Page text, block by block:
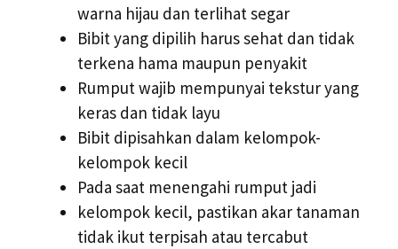
warna hijau dan terlihat segar
Bibit yang dipilih harus sehat dan tidak
terkena hama maupun penyakit
Rumput wajib mempunyai tekstur yang
keras dan tidak layu
Bibit dipisahkan dalam kelompok-
kelompok kecil
Pada saat menengahi rumput jadi
kelompok kecil, pastikan akar tanaman
tidak ikut terpisah atau tercabut